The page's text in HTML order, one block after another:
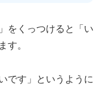
をくっつけると「い
す。
です」というように